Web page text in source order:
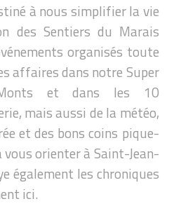
à nous simplifier la vie
des Sentiers du Marais
organisés toute
affaires dans notre Super
Monts et dans les 10
mais aussi de la météo,
et des bons coins pique-
orienter à Saint-Jean-
également les chroniques
ici.